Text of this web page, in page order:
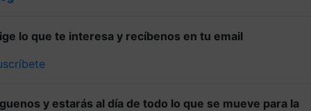
lo que te interesa y recíbenos en tu email
y estarás al día de todo lo que se mueve para la